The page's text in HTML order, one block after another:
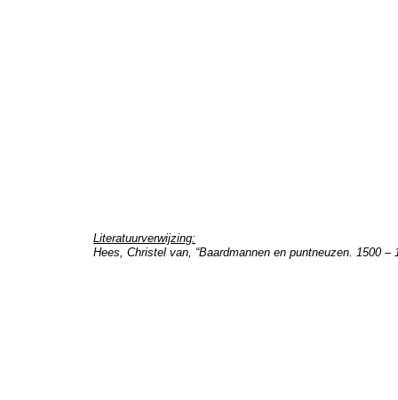
Literatuurverwijzing:
Hees, Christel van, “Baardmannen en puntneuzen. 1500